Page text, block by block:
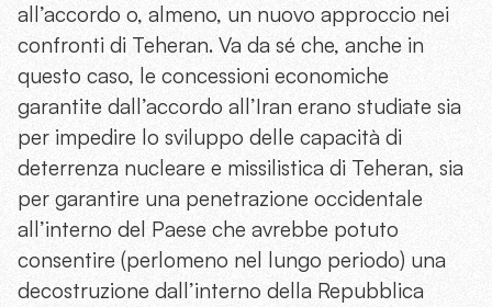
all’accordo o, almeno, un nuovo approccio nei
confronti di Teheran. Va da sé che, anche in
questo caso, le concessioni economiche
garantite dall’accordo all’Iran erano studiate sia
per impedire lo sviluppo delle capacità di
deterrenza nucleare e missilistica di Teheran, sia
per garantire una penetrazione occidentale
all’interno del Paese che avrebbe potuto
consentire (perlomeno nel lungo periodo) una
decostruzione dall’interno della Repubblica